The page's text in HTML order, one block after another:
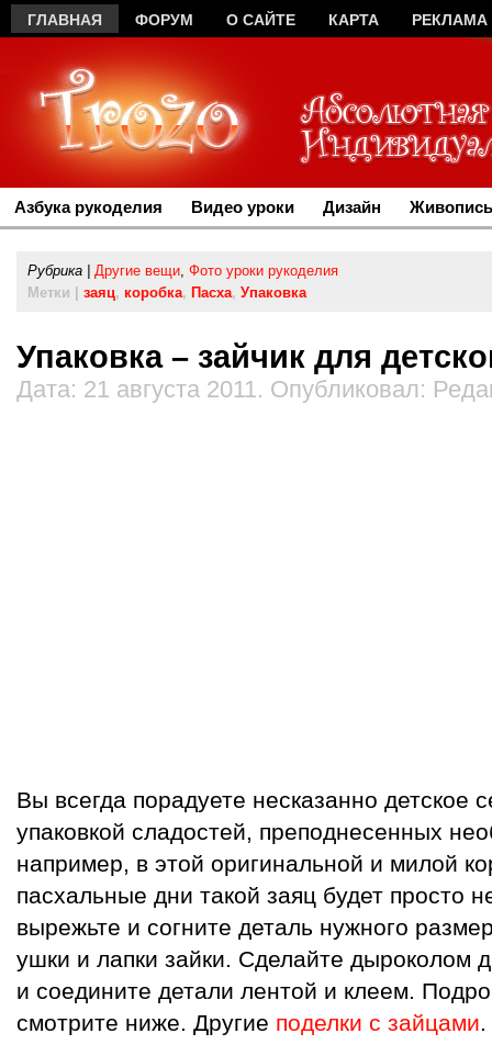
ГЛАВНАЯ ФОРУМ О САЙТЕ КАРТА РЕКЛАМА
Азбука рукоделия Видео уроки Дизайн
Рубрика | Другие вещи, Фото уроки рукоделия
Метки | заяц, коробка, Пасха, Упаковка
Упаковка – зайчик для
Дата: 21 августа 2011. Опубликовал:
Вы всегда порадуете несказанно детское
упаковкой сладостей, преподнесенных
например, в этой оригинальной и милой
пасхальные дни такой заяц будет просто
вырежьте и согните деталь нужного
ушки и лапки зайки. Сделайте дыроколом
и соедините детали лентой и клеем.
смотрите ниже. Другие поделки с зайцами.